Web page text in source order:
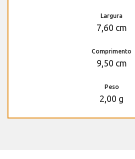
Largura
7,60 cm
Comprimento
9,50 cm
Peso
2,00 g